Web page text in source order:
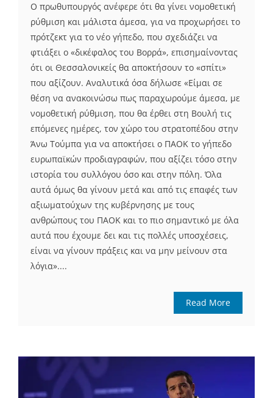
Ο πρωθυπουργός ανέφερε ότι θα γίνει νομοθετική
ρύθμιση και μάλιστα άμεσα, για να προχωρήσει το
πρότζεκτ για το νέο γήπεδο, που σχεδιάζει να
φτιάξει ο «δικέφαλος του Βορρά», επισημαίνοντας
ότι οι Θεσσαλονικείς θα αποκτήσουν το «σπίτι»
που αξίζουν. Αναλυτικά όσα δήλωσε «Είμαι σε
θέση να ανακοινώσω πως παραχωρούμε άμεσα, με
νομοθετική ρύθμιση, που θα έρθει στη Βουλή τις
επόμενες ημέρες, τον χώρο του στρατοπέδου στην
Άνω Τούμπα για να αποκτήσει ο ΠΑΟΚ το γήπεδο
ευρωπαϊκών προδιαγραφών, που αξίζει τόσο στην
ιστορία του συλλόγου όσο και στην πόλη. Όλα
αυτά όμως θα γίνουν μετά και από τις επαφές των
αξιωματούχων της κυβέρνησης με τους
ανθρώπους του ΠΑΟΚ και το πιο σημαντικό με όλα
αυτά που έχουμε δει και τις πολλές υποσχέσεις,
είναι να γίνουν πράξεις και να μην μείνουν στα
λόγια»....
Read More